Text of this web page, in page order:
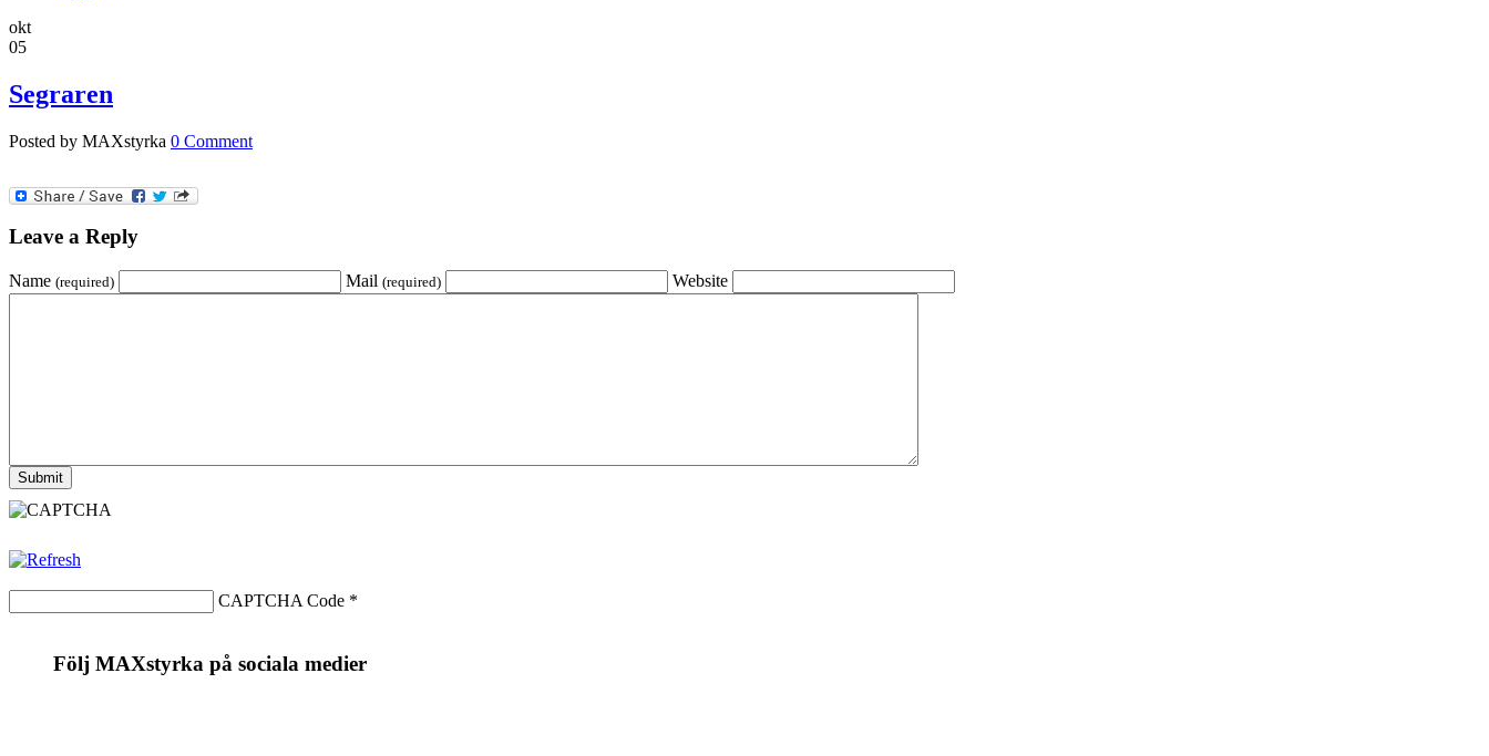
okt
05
Segraren
Posted by MAXstyrka 0 Comment
Leave a Reply
Name (required) Mail (required) Website
CAPTCHA Code *
Följ MAXstyrka på sociala medier